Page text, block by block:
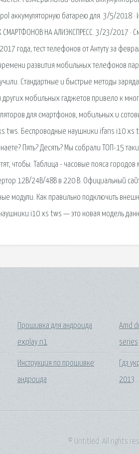
аккумуляторную батарею для. 3/5/2018 ·
НА АЛИЭКСПРЕСС. 3/23/2017 ·
года, тест телефонов от Антуту за
развития мобильных телефонов
Стандартные и быстрые методы
других мобильных гаджетов привело к
для смартфонов, мобильных и
tws. Беспроводные наушники ifans i10 xs
Пять? Десять? Мы собрали ТОП-15
чтобы. Таблица - часовые пояса
12В/24В/48В в 220 В. Официальный
модули. Как правильно подключить
i10 xs tws — это новая модель
Прошивка для андроида
explay n1
Инструкция по прошивке
андроида
Amd
series
Гдз
2013
© Untitled. All rights